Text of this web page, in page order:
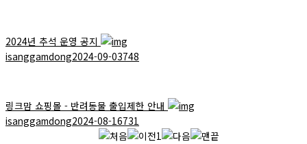
2024년 추석 운영 공지
isanggamdong2024-09-03748
링크맘 쇼핑몰 - 반려동물 출입제한 안내
isanggamdong2024-08-16731
1